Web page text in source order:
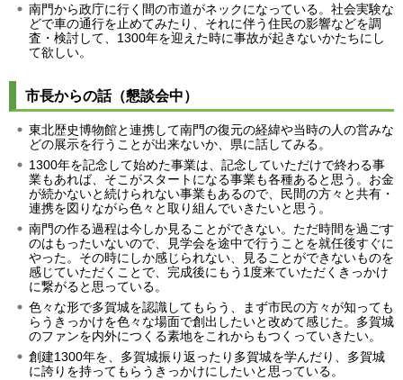
南門から政庁に行く間の市道がネックになっている。社会実験な
どで車の通行を止めてみたり、それに伴う住民の影響などを調
査・検討して、1300年を迎えた時に事故が起きないかたちにし
て欲しい。
市長からの話（懇談会中）
東北歴史博物館と連携して南門の復元の経緯や当時の人の営みな
どの展示を行うことが出来ないか、県に話してみる。
1300年を記念して始めた事業は、記念していただけで終わる事
業もあれば、そこがスタートになる事業も各種あると思う。お金
が続かないと続けられない事業もあるので、民間の方々と共有・
連携を図りながら色々と取り組んでいきたいと思う。
南門の作る過程は今しか見ることができない。ただ時間を過ごす
のはもったいないので、見学会を途中で行うことを就任後すぐに
やった。その時にしか感じられない、見ることができないものを
感じていただくことで、完成後にもう1度来ていただくきっかけ
に繋がると思っている。
色々な形で多賀城を認識してもらう、まず市民の方々が知っても
らうきっかけを色々な場面で創出したいと改めて感じた。多賀城
のファンを内外につくる素地をこれからもつくっていきたい。
創建1300年を、多賀城振り返ったり多賀城を学んだり、多賀城
に誇りを持ってもらうきっかけにしたいと思っている。